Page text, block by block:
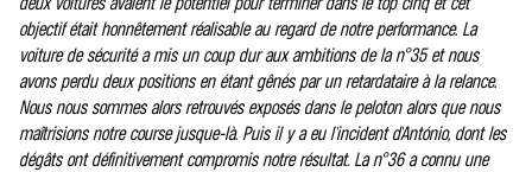
objectif était honnêtement réalisable au regard de notre performance. La
voiture de sécurité a mis un coup dur aux ambitions de la n°35 et nous
avons perdu deux positions en étant gênés par un retardataire à la relance.
Nous nous sommes alors retrouvés exposés dans le peloton alors que nous
maîtrisions notre course jusque-là. Puis il y a eu l'incident d'António, dont les
dégâts ont définitivement compromis notre résultat. La n°36 a connu une